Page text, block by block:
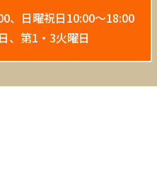
、 日曜祝日10:00〜18:00
、第1・3火曜日